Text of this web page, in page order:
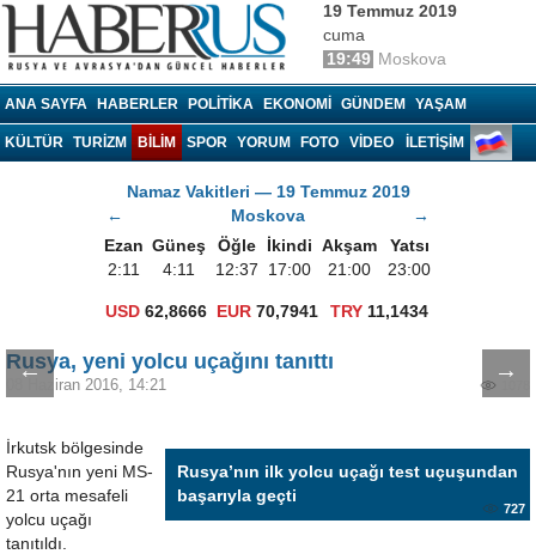
Haberrus.com
19 Temmuz 2019
cuma
19:49 Moskova
ANA SAYFA HABERLER POLITIKA EKONOMI GÜNDEM YAŞAM
KÜLTÜR TURIZM BILIM SPOR YORUM FOTO VIDEO İLETİŞİM
Namaz Vakitleri — 19 Temmuz 2019
←
Moskova
→
Ezan Güneş Öğle İkindi Akşam
Yatsı
2:11
4:11 12:37 17:00 21:00 23:00
USD 62,8666 EUR 70,7941 TRY 11,1434
← →
Rusya, yeni yolcu uçağını tanıttı
08 Haziran 2016, 14:21
Rusya’nın ilk yolcu uçağı test uçuşundan
başarıyla geçti
727
İrkutsk bölgesinde
Rusya'nın yeni MS-
21 orta mesafeli
yolcu uçağı
tanıtıldı.